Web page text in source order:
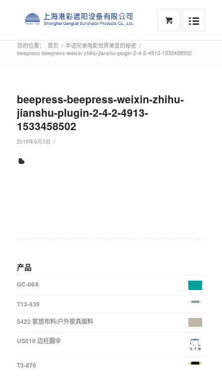
您的位置： 首页 / 华谊兄弟电影世界美景的秘密 /
beepress-beepress-weixin-zhihu-jianshu-plugin-2-4-2-4913-1533458502
beepress-beepress-weixin-zhihu-
jianshu-plugin-2-4-2-4913-
1533458502
2018年8月5日 /
产品
GC-06A
T13-439
5422 家居布料/户外家具面料
US010 边柱圆伞
T3-876